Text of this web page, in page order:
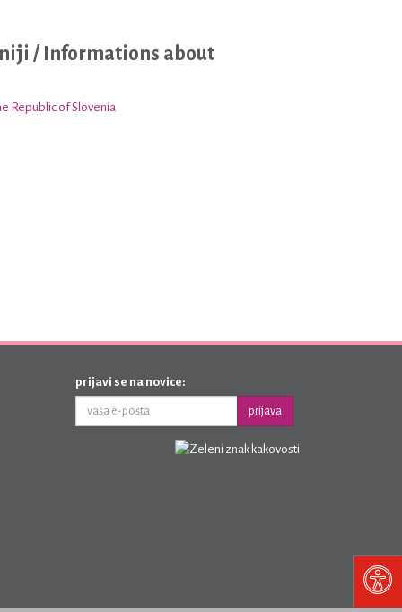
/ Informations about
Republic of Slovenia
prijavi se na novice:
prijava